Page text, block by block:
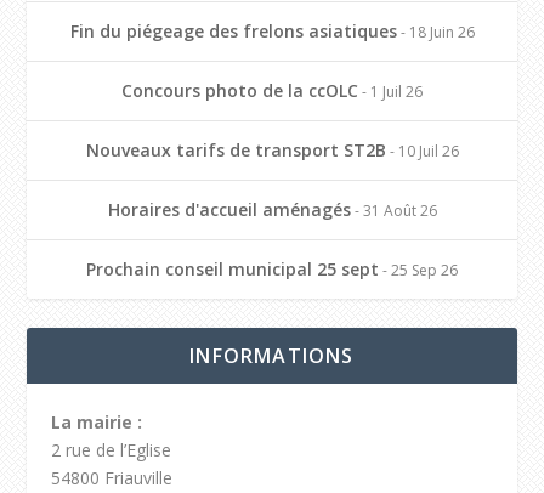
Fin du piégeage des frelons asiatiques- 18 Juin 26
Concours photo de la ccOLC - 1 Juil 26
Nouveaux tarifs de transport ST2B - 10 Juil 26
Horaires d'accueil aménagés- 31 Août 26
Prochain conseil municipal 25 sept - 25 Sep 26
INFORMATIONS
La mairie :
2 rue de l’Eglise
54800 Friauville